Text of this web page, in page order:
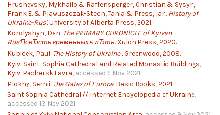
Hrushevsky, Mykhailo & Raffensperger, Christian & Sysyn,
Frank E. & Plawuszczak-Stech, Tania & Press, Ian. History of
Ukraine-Rus'.University of Alberta Press, 2021.
Korolyshyn, Dan. The PRIMARY CHRONICLE of Kyivan
Rus'ПовЂсть временныхъ лЂтъ.Xulon Press, 2020.
Kubicek, Paul. The History of Ukraine .Greenwood, 2008.
Kyiv: Saint-Sophia Cathedral and Related Monastic Buildings,
Kyiv-Pechersk Lavra, accessed 9 Nov 2021.
Plokhy, Serhii. The Gates of Europe.Basic Books, 2021.
Saint Sophia Cathedral // Internet Encyclopedia of Ukraine,
accessed 13 Nov 2021.